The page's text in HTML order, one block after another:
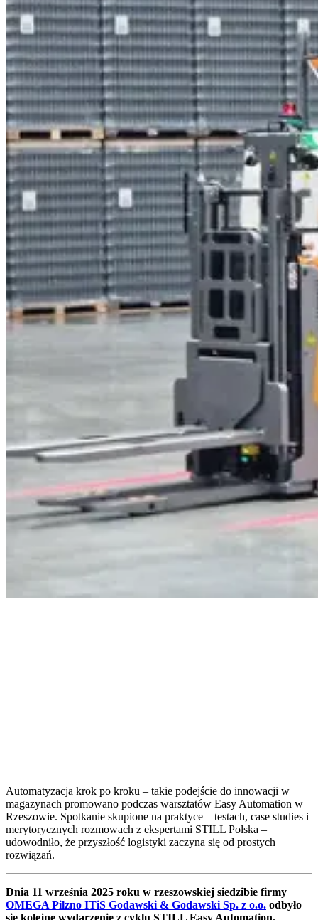
Automatyzacja krok po kroku – takie podejście do innowacji w
magazynach promowano podczas warsztatów Easy Automation w
Rzeszowie. Spotkanie skupione na praktyce – testach, case studies i
merytorycznych rozmowach z ekspertami STILL Polska –
udowodniło, że przyszłość logistyki zaczyna się od prostych
rozwiązań.
Dnia 11 września 2025 roku w rzeszowskiej siedzibie firmy
OMEGA Pilzno ITiS Godawski & Godawski Sp. z o.o. odbyło
się kolejne wydarzenie z cyklu STILL Easy Automation.